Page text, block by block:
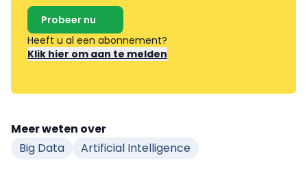
Probeer nu
Heeft u al een abonnement?
Klik hier om aan te melden
Meer weten over
Big Data
Artificial Intelligence